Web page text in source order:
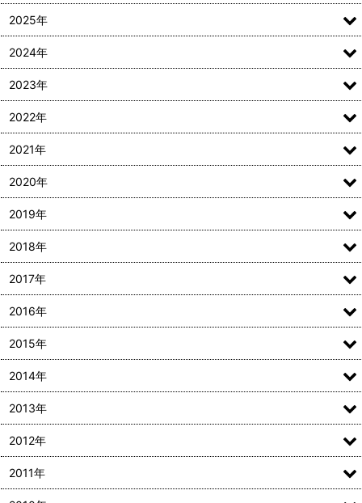
2025年
2024年
2023年
2022年
2021年
2020年
2019年
2018年
2017年
2016年
2015年
2014年
2013年
2012年
2011年